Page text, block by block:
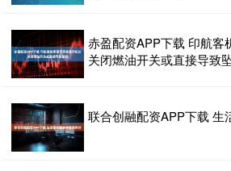
赤盈配资APP下载 印航客
关闭燃油开关或直接导致
联合创融配资APP下载 生